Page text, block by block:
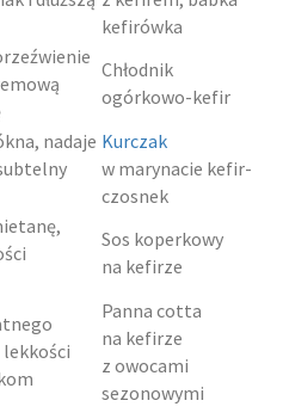
kefirówka
Chłodnik
ogórkowo-kefir
nadaje Kurczak
w marynacie kefir-
czosnek
Sos koperkowy
na kefirze
Panna cotta
na kefirze
z owocami
sezonowymi